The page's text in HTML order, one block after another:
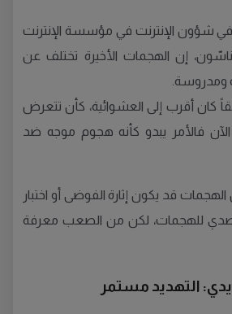
في شؤون الإنترنت في مؤسسة الإنترنت
إن الهجمات الأخيرة تختلف عن
ومدروسة.
كان أقرب إلى العشوائية، كأن تتعرض
الآن فالأمر يبدو كأنه هجوم موجه ضد
قد يكون إثارة الفوضى أو اختبار
للهجمات، لكن من الصعب معرفة
التهديد مستمر